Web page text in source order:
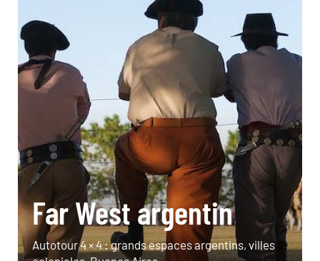
Far West argentin
Autotour 4 × 4 : grands espaces argentins, villes